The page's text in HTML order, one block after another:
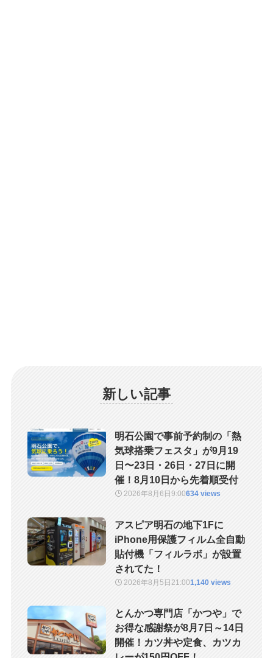
新しい記事
明石公園で事前予約制の「熱
気球搭乗フェスタ」が9月19
日〜23日・26日・27日に開
催！8月10日から先着順受付
2026年8月6日9:00634 views
アスピア明石の地下1Fに
iPhone用保護フィルム全自動
貼付機「フィルラボ」が設置
されてた！
2026年8月5日 21:001,140 views
とんかつ専門店「かつや」で
お得な感謝祭が8月7日～14日
開催！カツ丼や定食、カツカ